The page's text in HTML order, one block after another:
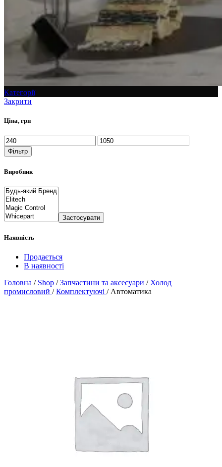
Категорії
Закрити
Ціна, грн
Фільтр
Виробник
Застосувати
Наявність
Продається
В наявності
Головна / Shop / Запчастини та аксесуари / Холод
промисловий / Комплектуючі / Автоматика